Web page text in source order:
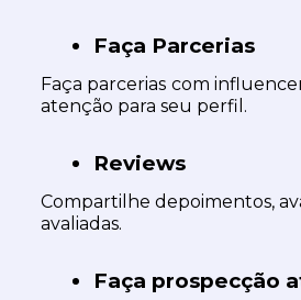
Faça Parcerias
Faça parcerias com
atenção para seu perfil.
Reviews
Compartilhe depoimentos,
avaliadas.
Faça prospecção